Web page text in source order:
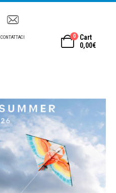
CONTATTACI 0
Cart
0,00€